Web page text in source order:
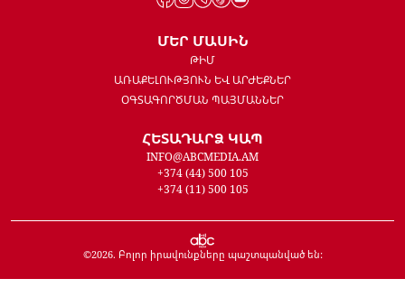
ՄԵՐ ՄԱՍԻՆ
ԹԻՄ
ԱՌԱՔԵԼՈՒԹՅՈՒՆ ԵՎ ԱՐԺԵՔՆԵՐ
ՕԳՏԱԳՈՐԾՄԱՆ ՊԱՅՄԱՆՆԵՐ
ՀԵՏԱԴԱՐՁ ԿԱՊ
INFO@ABCMEDIA.AM
+374 (44) 500 105
+374 (11) 500 105
©2026. Բոլոր իրավունքները պաշտպանված են: